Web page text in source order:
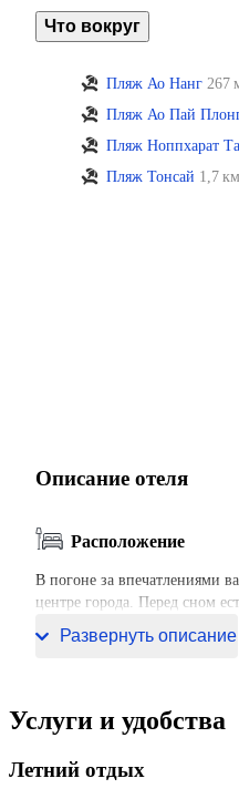
Что вокруг
Пляж Ао Нанг 267
Пляж Ао Пай
Пляж Ноппхарат
Пляж Тонсай 1,7 км
Описание отеля
Расположение
В погоне за впечатлениями
центре города. Перед сном
Развернуть описание
Услуги и удобства
Летний отдых